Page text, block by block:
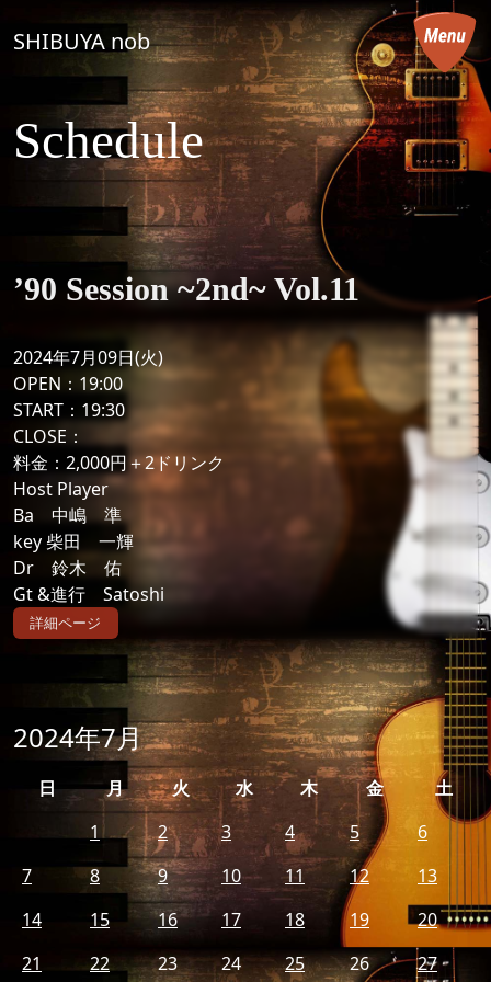
コンテンツへスキップ
メインナビゲーション
SHIBUYA nob
Schedule
’90 Session ~2nd~ Vol.11
2024年7月09日(火)
OPEN：19:00
START：19:30
CLOSE：
料金：2,000円＋2ドリンク
Host Player
Ba 中嶋 準
key 柴田 一輝
Dr 鈴木 佑
Gt &進行 Satoshi
詳細ページ
2024年7月
日 月 火 水 木 金
土
1
2 3 4 5
6
7
8 9 10 11 12
13
14
15 16 17 18 19
20
21
22 23 24 25 26 27